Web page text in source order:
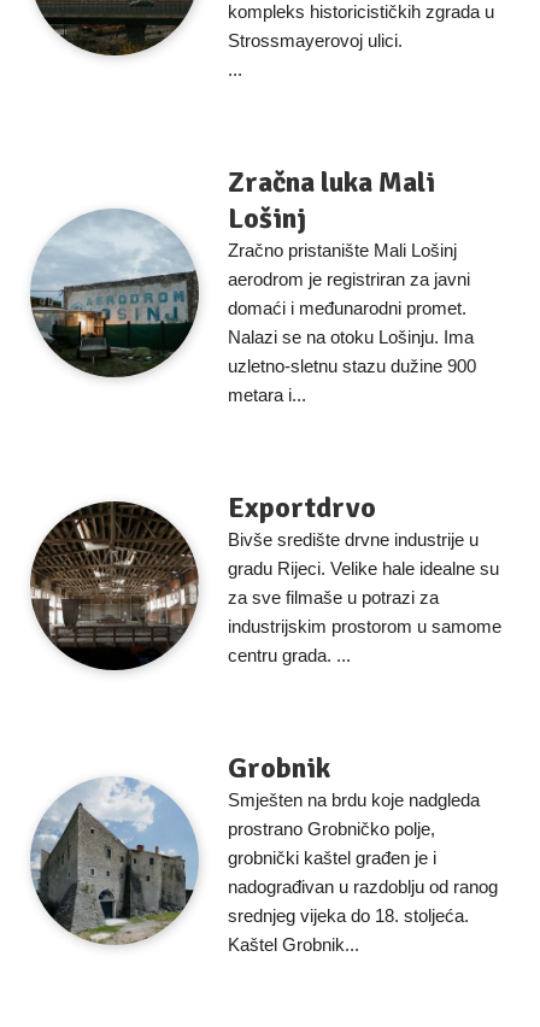
kompleks historicističkih zgrada u
Strossmayerovoj ulici.
...
Zračna luka Mali
Lošinj
Zračno pristanište Mali Lošinj
aerodrom je registriran za javni
domaći i međunarodni promet.
Nalazi se na otoku Lošinju. Ima
uzletno-sletnu stazu dužine 900
metara i...
Exportdrvo
Bivše središte drvne industrije u
gradu Rijeci. Velike hale idealne su
za sve filmaše u potrazi za
industrijskim prostorom u samome
centru grada. ...
Grobnik
Smješten na brdu koje nadgleda
prostrano Grobničko polje,
grobnički kaštel građen je i
nadograđivan u razdoblju od ranog
srednjeg vijeka do 18. stoljeća.
Kaštel Grobnik...